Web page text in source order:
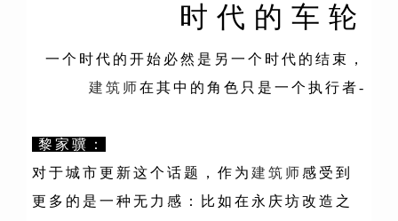
时代的车轮
一个时代的开始必然是另一个时代的结束，
建筑师 在其中的角色只是一个执行者-
黎家骥：
对于城市更新这个话题，作为 建筑师 感受到
更多的是一种无力感：比如在永庆坊改造之